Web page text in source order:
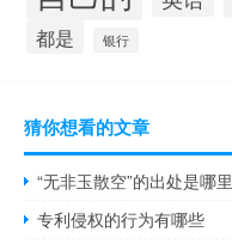
都是 银行
猜你想看的文章
“无非玉散空”的出处是哪里
专利侵权的行为有哪些